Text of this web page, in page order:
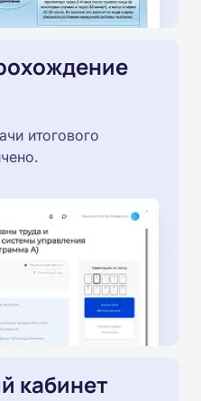
итогового
кабинет